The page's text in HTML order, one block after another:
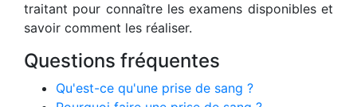
traitant pour connaître les examens disponibles et
savoir comment les réaliser.
Questions fréquentes
Qu'est-ce qu'une prise de sang ?